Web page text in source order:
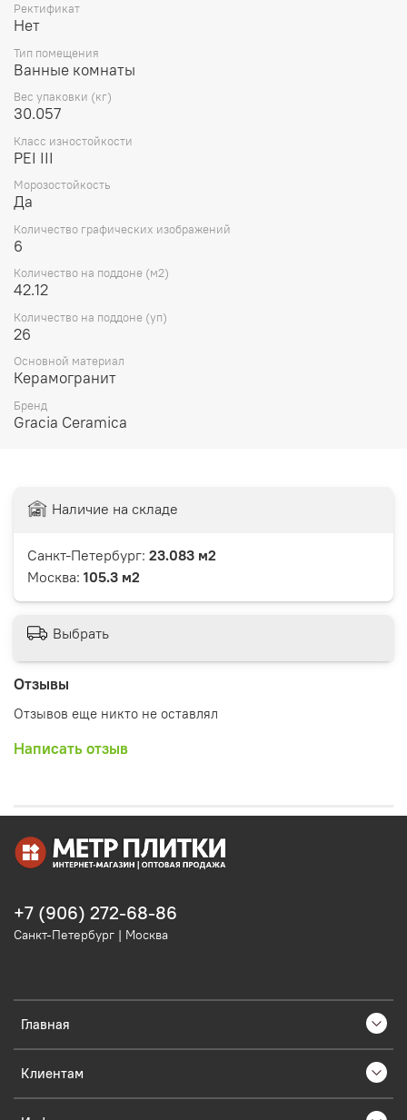
Ректификат
Нет
Тип помещения
Ванные комнаты
Вес упаковки (кг)
30.057
Класс изностойкости
PEI III
Морозостойкость
Да
Количество графических изображений
6
Количество на поддоне (м2)
42.12
Количество на поддоне (уп)
26
Основной материал
Керамогранит
Бренд
Gracia Ceramica
Отзывы
Отзывов еще никто не оставлял
Написать отзыв
Наличие на складе
Санкт-Петербург: 23.083 м2
Москва: 105.3 м2
Выбрать
Главная
Клиентам
+7 (906) 272-68-86
Санкт-Петербург | Москва